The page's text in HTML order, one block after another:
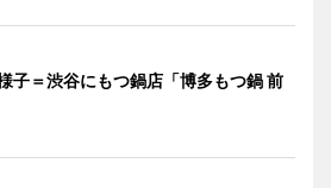
子＝渋谷にもつ鍋店「博多もつ鍋 前